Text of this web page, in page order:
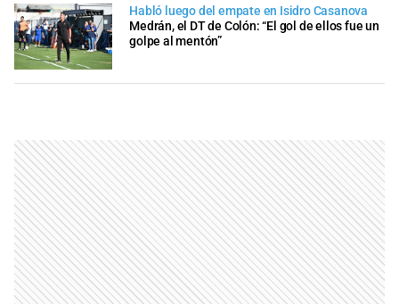
Habló luego del empate en Isidro Casanova
Medrán, el DT de Colón: “El gol de ellos fue un
golpe al mentón”